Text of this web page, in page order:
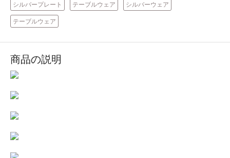
シルバープレート テーブルウェア シルバーウェア
テーブルウェア
商品の説明